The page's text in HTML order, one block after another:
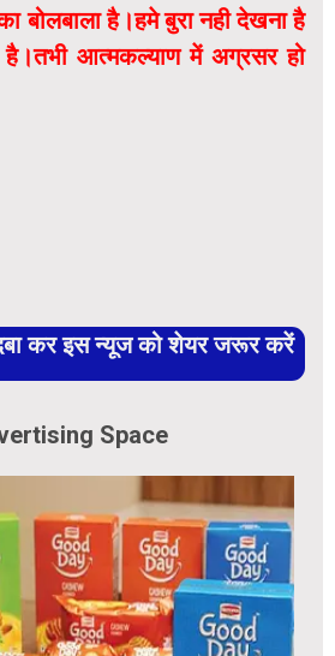
बोलबाला है।हमे बुरा नही देखना है
आत्मकल्याण में अग्रसर हो
कर इस न्यूज को शेयर जरूर करें
Space